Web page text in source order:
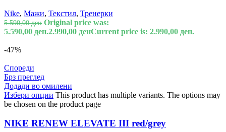
Nike, Мажи, Текстил, Тренерки
5.590,00ден Original price was:
5.590,00 ден.2.990,00 денCurrent price is: 2.990,00 ден.
-47%
Спореди
Брз преглед
Додади во омилени
Избери опции This product has multiple variants. The options may
be chosen on the product page
NIKE RENEW ELEVATE III red/grey